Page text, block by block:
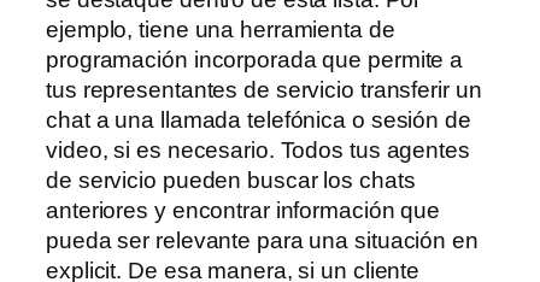
ejemplo, tiene una herramienta de
programación incorporada que permite a
tus representantes de servicio transferir un
chat a una llamada telefónica o sesión de
video, si es necesario. Todos tus agentes
de servicio pueden buscar los chats
anteriores y encontrar información que
pueda ser relevante para una situación en
explicit. De esa manera, si un cliente